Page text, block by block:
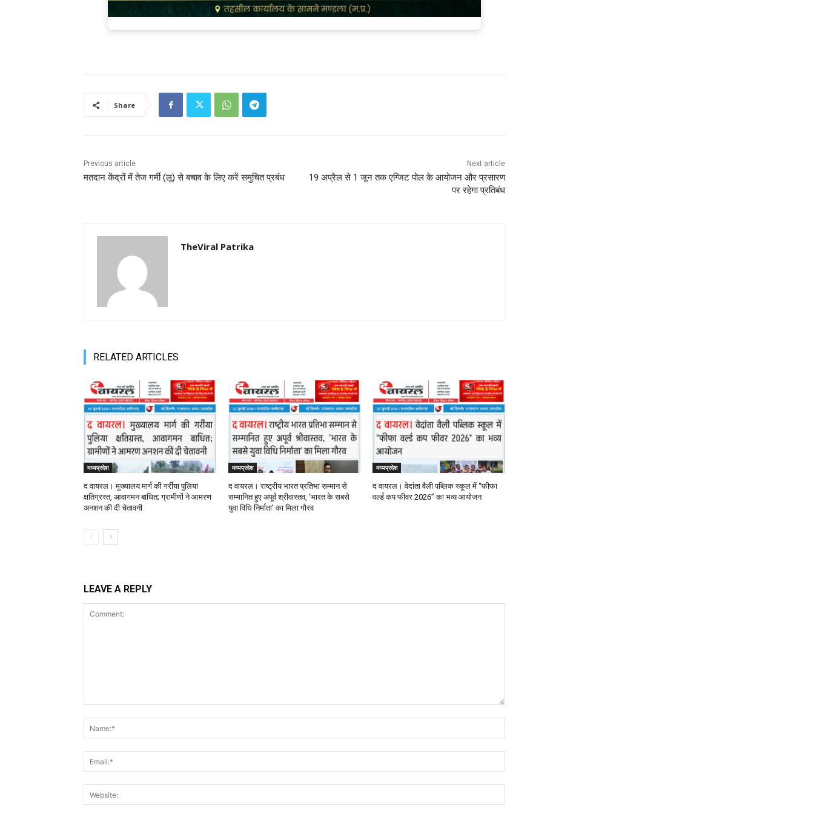
Share
Previous article
मतदान केंद्रों में तेज गर्मी (लू) से बचाव के लिए करें समुचित प्रबंध
Next article
19 अप्रैल से 1 जून तक एग्जिट पोल के आयोजन और प्रसारण
पर रहेगा प्रतिबंध
TheViral Patrika
RELATED ARTICLES
मध्यप्रदेश
द वायरल। मुख्यालय मार्ग की गर्रीया पुलिया
क्षतिग्रस्त, आवागमन बाधित; ग्रामीणों ने आमरण
अनशन की दी चेतावनी
मध्यप्रदेश
द वायरल। राष्ट्रीय भारत प्रतिभा सम्मान से
सम्मानित हुए अपूर्व श्रीवास्तव, ‘भारत के सबसे
युवा विधि निर्माता’ का मिला गौरव
मध्यप्रदेश
द वायरल। वेदांता वैली पब्लिक स्कूल में “फीफा
वर्ल्ड कप फीवर 2026” का भव्य आयोजन
LEAVE A REPLY